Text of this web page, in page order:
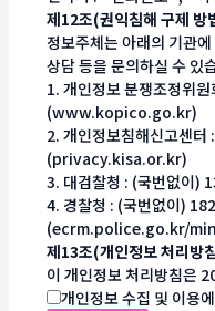
제12조(권익침해 구제 방
정보주체는 아래의 기관
상담 등을 문의하실 수 있
1. 개인정보 분쟁조정위
(www.kopico.go.kr)
2. 개인정보침해신고센터
(privacy.kisa.or.kr)
3. 대검찰청 : (국번없이
4. 경찰청 : (국번없이) 182
(ecrm.police.go.kr/
제13조(개인정보 처리방
이 개인정보 처리방침은
개인정보 수집 및 이용